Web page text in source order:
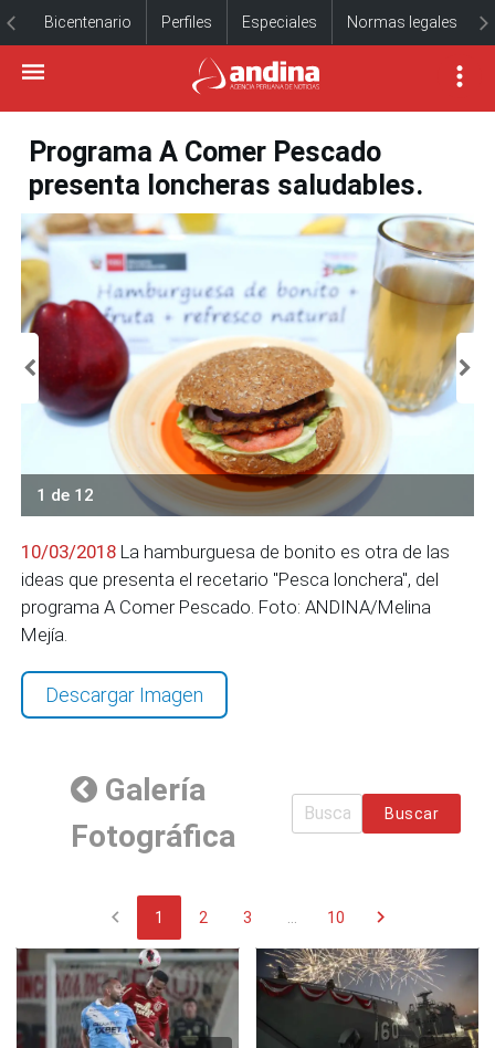
Bicentenario Perfiles Especiales Normas legales
Programa A Comer Pescado
presenta loncheras saludables.
1 de 12
10/03/2018 La hamburguesa de bonito es otra de las
ideas que presenta el recetario "Pesca lonchera", del
programa A Comer Pescado. Foto: ANDINA/Melina
Mejía.
Descargar Imagen
Galería
Fotográfica
Buscar
chevron_left 1 2 3 10 chevron_right